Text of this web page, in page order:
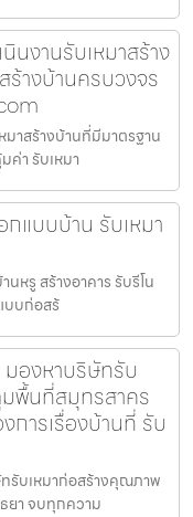
นงานรับเหมาสร้าง
างบ้านครบวงจร
มาสร้างบ้านที่มีมาตรฐาน
ค่า รับเหมา
แบบบ้าน รับเหมา
หรู สร้างอาคาร รับรีโน
บบก่อสร้
องหาบริษัทรับ
พื้นที่สมุทรสาคร
ารเรื่องบ้านที่ รับ
รับเหมาก่อสร้างคุณภาพ
ยา จบทุกความ